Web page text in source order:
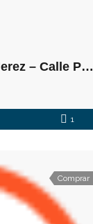
Oportunidad de inversión en Jerez – Calle Puerta del Sol
1
Comprar